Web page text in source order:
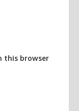
this browser